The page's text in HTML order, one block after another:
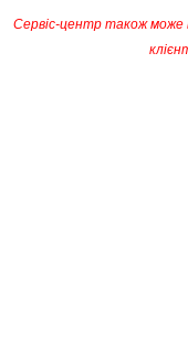
Сервіс-центр також може